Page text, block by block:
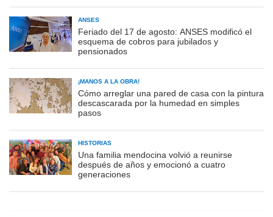
ANSES
Feriado del 17 de agosto: ANSES modificó el
esquema de cobros para jubilados y
pensionados
¡MANOS A LA OBRA!
Cómo arreglar una pared de casa con la pintura
descascarada por la humedad en simples
pasos
HISTORIAS
Una familia mendocina volvió a reunirse
después de años y emocionó a cuatro
generaciones